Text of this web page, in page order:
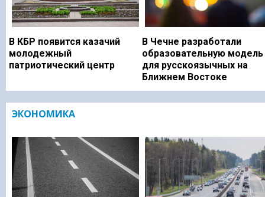
В КБР появится казачий
молодежный
патриотический центр
В Чечне разработали
образовательную модель
для русскоязычных на
Ближнем Востоке
ЭКОНОМИКА